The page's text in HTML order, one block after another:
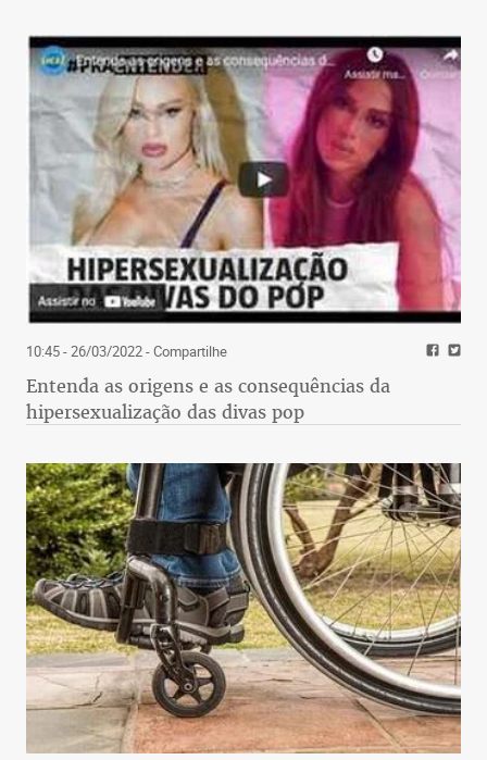
10:45 - 26/03/2022- Compartilhe
Entenda as origens e as consequências da
hipersexualização das divas pop